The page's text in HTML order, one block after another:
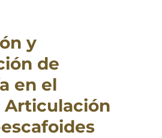
y
de
en el
Articulación